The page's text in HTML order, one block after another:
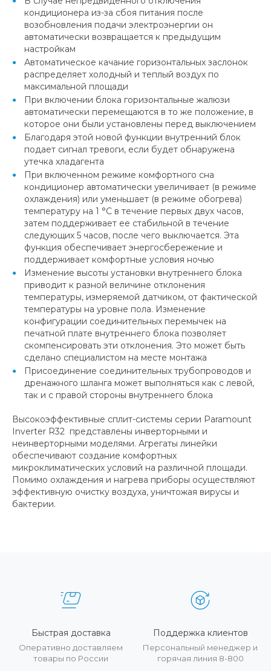
кондиционера из-за сбоя питания после
возобновления подачи электроэнергии он
автоматически возвращается к предыдущим
настройкам
Автоматическое качание горизонтальных заслонок
распределяет холодный и теплый воздух по
максимальной площади
При включении блока горизонтальные жалюзи
автоматически перемещаются в то же положение, в
которое они были установлены перед выключением
Благодаря этой новой функции внутренний блок
подает сигнал тревоги, если будет обнаружена
утечка хладагента
При включенном режиме комфортного сна
кондиционер автоматически увеличивает (в режиме
охлаждения) или уменьшает (в режиме обогрева)
температуру на 1 °С в течение первых двух часов,
затем поддерживает ее стабильной в течение
следующих 5 часов, после чего выключается. Эта
функция обеспечивает энергосбережение и
поддерживает комфортные условия ночью
Изменение высоты установки внутреннего блока
приводит к разной величине отклонения
температуры, измеряемой датчиком, от фактической
температуры на уровне пола. Изменение
конфигурации соединительных перемычек на
печатной плате внутреннего блока позволяет
скомпенсировать эти отклонения. Это может быть
сделано специалистом на месте монтажа
Присоединение соединительных трубопроводов и
дренажного шланга может выполняться как с левой,
так и с правой стороны внутреннего блока
Высокоэффективные сплит-системы серии Paramount
Inverter R32 представлены инверторными и
неинверторными моделями. Агрегаты линейки
обеспечивают создание комфортных
микроклиматических условий на различной площади.
Помимо охлаждения и нагрева приборы осуществляют
эффективную очистку воздуха, уничтожая вирусы и
бактерии.
Быстрая доставка
Оперативно доставляем
товары по России
Поддержка клиентов
Персональный менеджер и
горячая линия 8-800